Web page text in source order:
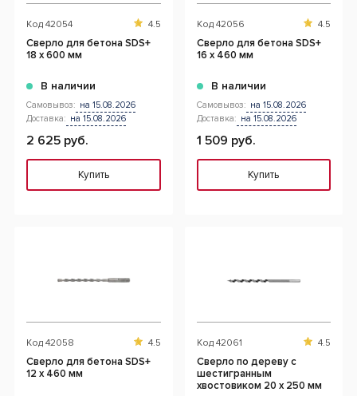
Код 42054 4.5
Сверло для бетона SDS+
18 x 600 мм
В наличии
Самовывоз: на 15.08.2026
Доставка: на 15.08.2026
2 625 руб.
Купить
Код 42056 4.5
Сверло для бетона SDS+
16 x 460 мм
В наличии
Самовывоз: на 15.08.2026
Доставка: на 15.08.2026
1 509 руб.
Купить
Код 42058 4.5
Сверло для бетона SDS+
12 x 460 мм
Код 42061 4.5
Сверло по дереву с
шестигранным
хвостовиком 20 x 250 мм